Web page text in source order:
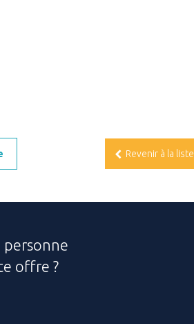
Revenir à la liste
personne
offre ?